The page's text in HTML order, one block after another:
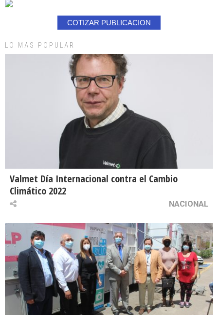
COTIZAR PUBLICACION
LO MAS POPULAR
Valmet Día Internacional contra el Cambio
Climático 2022
NACIONAL